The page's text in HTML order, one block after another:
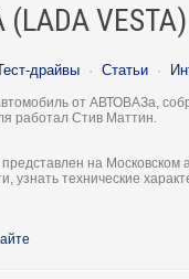
VESTA)
драйвы · Статьи ·
от АВТОВАЗа,
работал Стив Маттин.
на
узнать технические